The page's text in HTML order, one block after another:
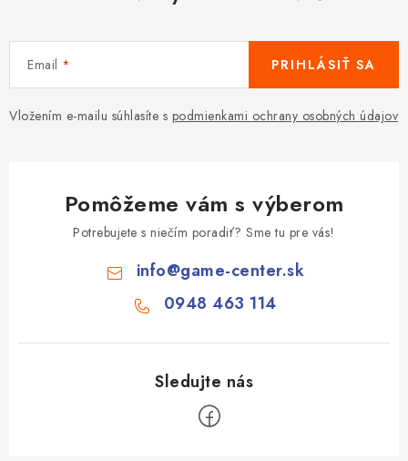
Email
Vložením e-mailu súhlasíte s podmienkami ochrany osobných údajov
PRIHLÁSIŤ SA
Pomôžeme vám s výberom
Potrebujete s niečím poradiť? Sme tu pre vás!
info@game-center.sk
0948 463 114